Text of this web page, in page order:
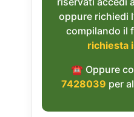
oppure richiedi
compilando il
richiesta
☎︎ Oppure
7428039 per